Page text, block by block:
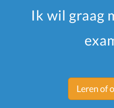
Ik wil graag
Leren of